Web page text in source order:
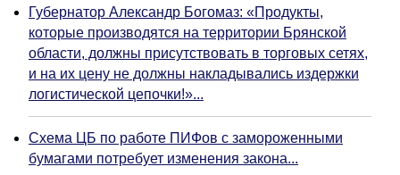
Губернатор Александр Богомаз: «Продукты,
которые производятся на территории Брянской
области, должны присутствовать в торговых сетях,
и на их цену не должны накладывались издержки
логистической цепочки!»...
Схема ЦБ по работе ПИФов с замороженными
бумагами потребует изменения закона...